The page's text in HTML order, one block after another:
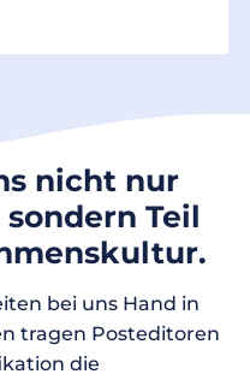
nicht nur
Teil
bei uns Hand in
tragen Posteditoren
die